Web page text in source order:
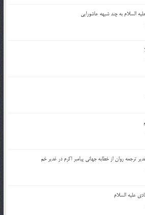
السلام به چند شبهه عاشورایی
ترجمه روان از خطابه جهانی پیامبر اکرم در غدیر خم
علیه السلام